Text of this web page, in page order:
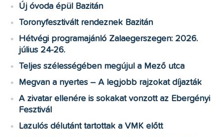
Új óvoda épül Bazitán
Toronyfesztivált rendeznek Bazitán
Hétvégi programajánló Zalaegerszegen: 2026.
július 24-26.
Teljes szélességében megújul a Mező utca
Megvan a nyertes – A legjobb rajzokat díjazták
A zivatar ellenére is sokakat vonzott az Ebergényi
Fesztivál
Lazulós délutánt tartottak a VMK előtt